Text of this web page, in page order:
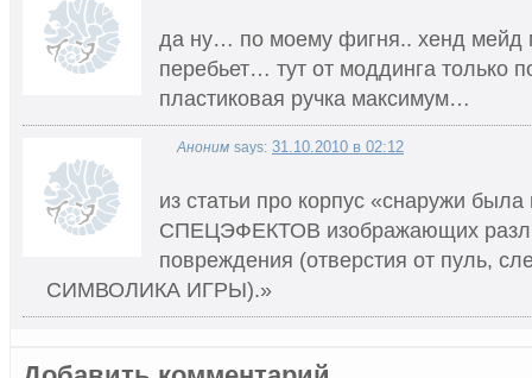
да ну… по моему фигня.. хенд мейд
перебьет… тут от моддинга только
пластиковая ручка максимум…
Аноним says: 31.10.2010 в 02:12
из статьи про корпус «снаружи
СПЕЦЭФЕКТОВ изображающих
повреждения (отверстия от пуль,
СИМВОЛИКА ИГРЫ).»